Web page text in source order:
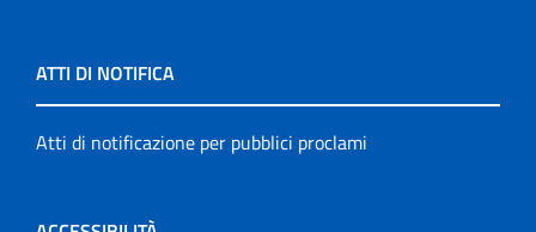
ATTI DI NOTIFICA
Atti di notificazione per pubblici proclami